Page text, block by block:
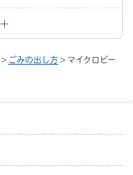
> ごみの出し方 > マイクロビー